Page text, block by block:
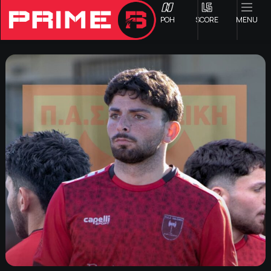
ΡΟΗ SCORE MENU
ΟΦΗ
Γ ΕΘΝΙΚΗ
Α1 ΕΠΣΗ
Α2 ΕΠΣΗ
Β1 ΕΠΣΗ
Β2 ΕΠΣΗ